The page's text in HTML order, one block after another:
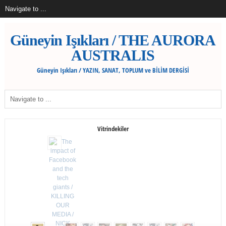
Güneyin Işıkları / THE AURORA
AUSTRALIS
Güneyin Işıkları / YAZIN, SANAT, TOPLUM ve BİLİM DERGİSİ
Vitrindekiler